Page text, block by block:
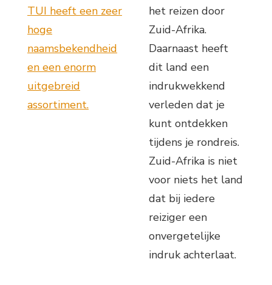
TUI heeft een zeer
hoge
naamsbekendheid
en een enorm
uitgebreid
assortiment.
het reizen door
Zuid-Afrika.
Daarnaast heeft
dit land een
indrukwekkend
verleden dat je
kunt ontdekken
tijdens je rondreis.
Zuid-Afrika is niet
voor niets het land
dat bij iedere
reiziger een
onvergetelijke
indruk achterlaat.